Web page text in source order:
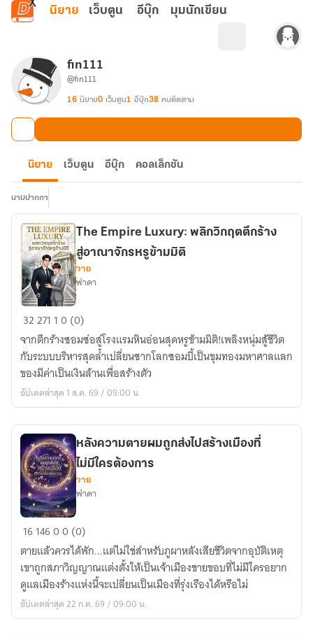
ข้ามไปยังเนื้อหาหลัก
นิยาย เว็บตูน อีบุ๊ก มุมนักเขียน
fin111
@fin111
16 นิยาย0 เว็บตูน1 อีบุ๊ก38 คนติดตาม
นิยาย เว็บตูน อีบุ๊ก คอลเล็กชัน
นามปากกา
The
Empire
Luxury:
พลิก
วิกฤต
ตึก
สู่
อาณาจักร
หรู
ข้าม
มิติ
The Empire Luxury: พลิกวิกฤตตึกร้าง
สู่อาณาจักรหรูข้ามมิติ
วาย
ฟาดา
32271 10 (0)
จากตึกร้างซอมซ่อสู่โรงแรมหินอ่อนสุดหรูข้ามมิติ!เพลิงหนุ่มสู้ชีวิต
กับระบบบริหารสุดล้ำเปลี่ยนซากโลกซอมบี้เป็นขุมทองมหาศาลแลก
ของมีค่าเป็นเงินล้านเพื่อสร้างตัว
อัปเดตล่าสุด 1 ส.ค. 69 / 09:00 น.
หลังค
ตาย
ผม
ถูก
ส่ง
หลังความตายผมถูกส่งไปสร้างเมืองที่
ไม่มีใครต้องการ
วาย
ฟาดา
1614600 (0)
ตายแล้วควรได้พัก...แต่ไม่ใช่สำหรับภูผาหลังเสียชีวิตจากอุบัติเหตุ
เขาถูกสภาวิญญาณแต่งตั้งให้เป็นเจ้าเมืองชายขอบที่ไม่มีใครอยาก
ดูแลเมืองร้างแห่งนี้จะเปลี่ยนเป็นเมืองที่รุ่งเรืองได้หรือไม่
อัปเดตล่าสุด 22 ก.ค. 69 / 09:00 น.